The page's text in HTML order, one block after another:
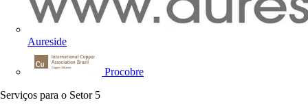
Aureside
Procobre
Serviços para o Setor 5